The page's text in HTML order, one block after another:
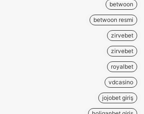
betwoon
betwoon resmi
zirvebet
zirvebet
royalbet
vdcasino
jojobet giriş